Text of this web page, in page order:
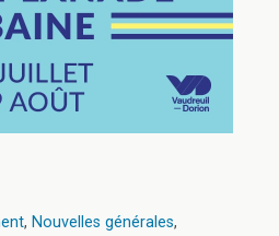
, Nouvelles générales,